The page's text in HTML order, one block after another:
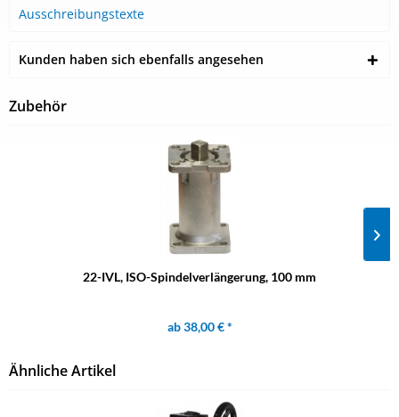
Ausschreibungstexte
Kunden haben sich ebenfalls angesehen
Zubehör
22-IVL, ISO-Spindelverlängerung, 100 mm
ab 38,00 € *
Ähnliche Artikel